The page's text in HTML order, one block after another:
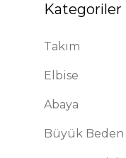
Kategoriler
Takım
Elbise
Abaya
Büyük Beden